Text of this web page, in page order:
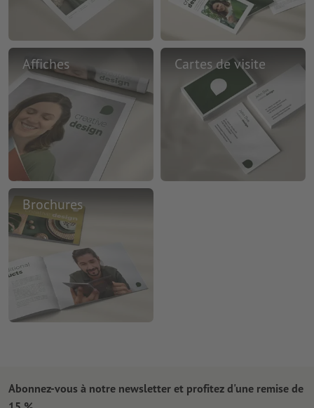
Affiches Cartes de visite
Brochures
Abonnez-vous à notre newsletter et profitez d'une remise de